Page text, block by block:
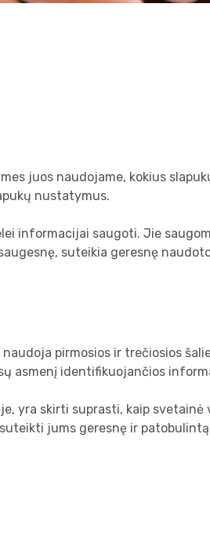
juos naudojame, kokius
nustatymus.
informacijai saugoti. Jie
suteikia geresnę
pirmosios ir trečiosios
asmenį identifikuojančios
yra skirti suprasti, kaip
jums geresnę ir